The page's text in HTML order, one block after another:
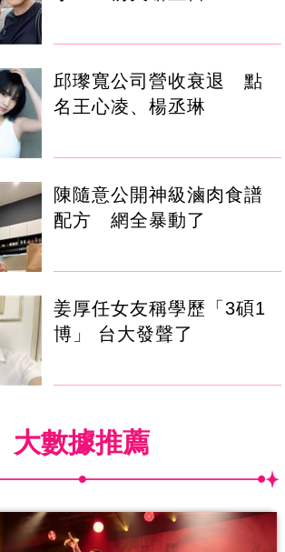
邱瓈寬公司營收衰退 點
名王心凌、楊丞琳
陳隨意公開神級滷肉食譜
配方 網全暴動了
姜厚任女友稱學歷「3碩1
博」 台大發聲了
大數據推薦